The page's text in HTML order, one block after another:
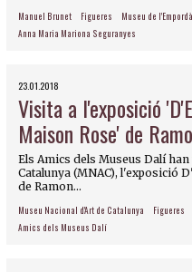
Manuel Brunet Figueres Museu de l'Empordà
Anna Maria Mariona Seguranyes
23.01.2018
Visita a l'exposició
Maison Rose' de
Els Amics dels Museus Dalí
Catalunya (MNAC), l'exposició
de Ramon...
Museu Nacional d'Art de Catalunya Figueres
Amics dels Museus Dalí